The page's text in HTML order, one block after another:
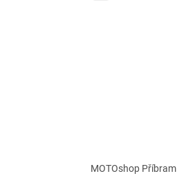
MOTOshop Příbram